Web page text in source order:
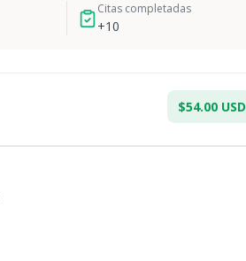
Citas completadas
+10
$54.00 USD